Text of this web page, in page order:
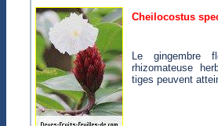
cheilocostus
Le gingembre fleur est une plante
rhizomateuse
tiges peuvent